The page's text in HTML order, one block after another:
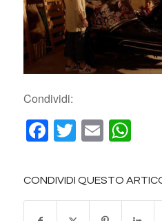
Condividi:
Facebook
Twitter
Email
CONDIVIDI QUESTO